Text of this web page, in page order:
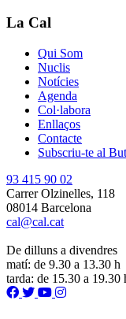
La Cal
Qui Som
Nuclis
Notícies
Agenda
Col·labora
Enllaços
Contacte
Subscriu-te al
93 415 90 02
Carrer Olzinelles, 118
08014 Barcelona
cal@cal.cat
De dilluns a divendres
matí: de 9.30 a 13.30 h
tarda: de 15.30 a 19.30